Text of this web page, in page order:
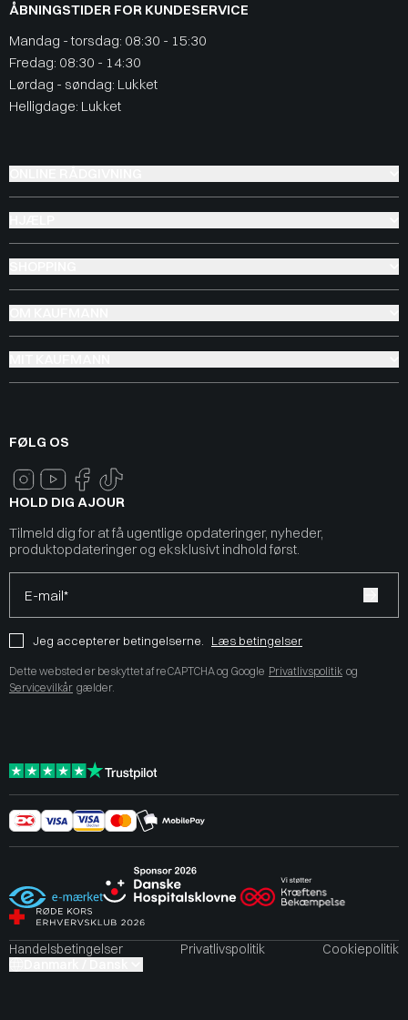
ÅBNINGSTIDER FOR KUNDESERVICE
Mandag - torsdag: 08:30 - 15:30
Fredag: 08:30 - 14:30
Lørdag - søndag: Lukket
Helligdage: Lukket
FØLG OS
HOLD DIG AJOUR
Tilmeld dig for at få ugentlige opdateringer, nyheder,
produktopdateringer og eksklusivt indhold først.
E-mail*
Jeg accepterer betingelserne. Læs betingelser
Dette websted er beskyttet af reCAPTCHA og Google Privatlivspolitik og
Servicevilkår gælder.
Handelsbetingelser Privatlivspolitik
Cookiepolitik